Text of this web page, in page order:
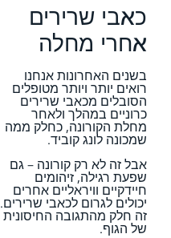
כאבי שרירים
אחרי מחלה
בשנים האחרונות אנחנו
רואים יותר ויותר מטופלים
הסובלים מכאבי שרירים
כרוניים במהלך ולאחר
מחלת הקורונה, כחלק ממה
שמכונה לונג קוביד.
אבל זה לא רק קורונה – גם
שפעת רגילה, זיהומים
חיידקיים וויראליים אחרים
יכולים לגרום לכאבי שרירים.
זה חלק מהתגובה החיסונית
של הגוף.